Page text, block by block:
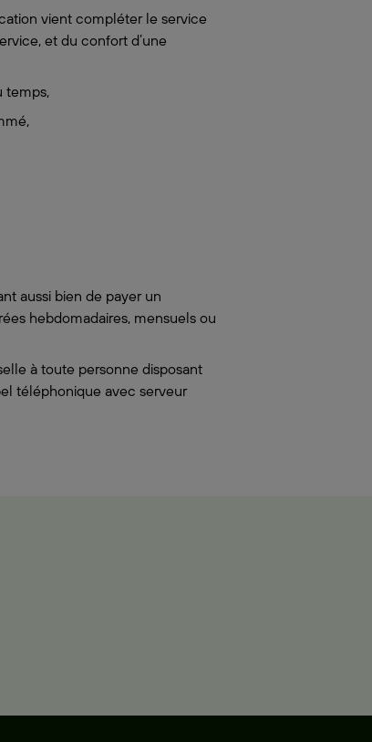
vient compléter le service
et du confort d’une
temps,
aussi bien de payer un
hebdomadaires, mensuels ou
à toute personne disposant
téléphonique avec serveur